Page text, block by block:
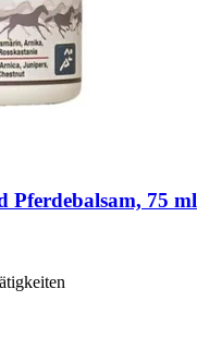
Pferdebalsam, 75 ml